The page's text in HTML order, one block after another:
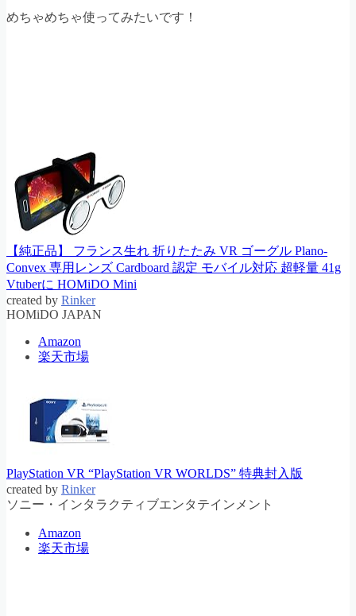
めちゃめちゃ使ってみたいです！
【純正品】 フランス生れ 折りたたみ VR ゴーグル Plano-
Convex 専用レンズ Cardboard 認定 モバイル対応 超軽量 41g
Vtuberに HOMiDO Mini
created by Rinker
HOMiDO JAPAN
Amazon
楽天市場
PlayStation VR “PlayStation VR WORLDS” 特典封入版
created by Rinker
ソニー・インタラクティブエンタテインメント
Amazon
楽天市場